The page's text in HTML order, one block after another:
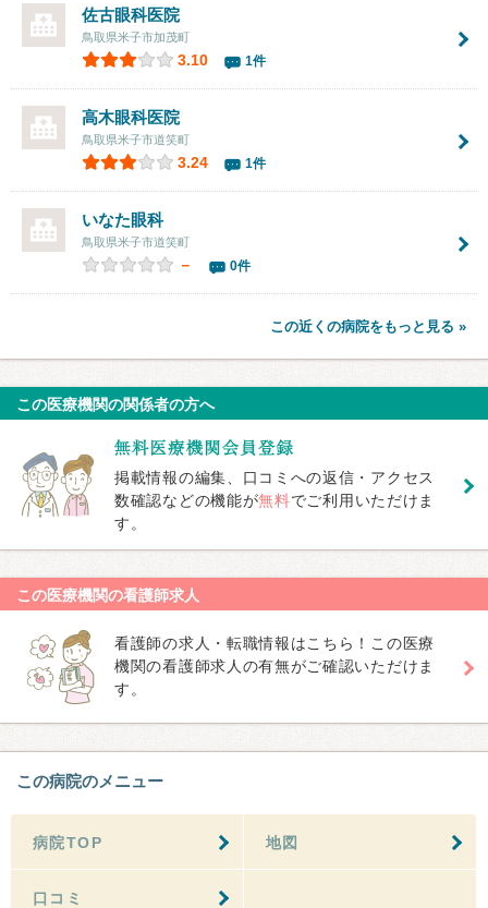
佐古眼科医院
鳥取県米子市加茂町
3.10 1件
高木眼科医院
鳥取県米子市道笑町
3.24 1件
いなた眼科
鳥取県米子市道笑町
－ 0件
この近くの病院をもっと見る »
この医療機関の関係者の方へ
掲載情報の編集、口コミへの返信・アクセス
数確認などの機能が無料でご利用いただけま
す。
この医療機関の看護師求人
看護師の求人・転職情報はこちら！この医療
機関の看護師求人の有無がご確認いただけま
す。
この病院のメニュー
病院TOP 地図
口コミ